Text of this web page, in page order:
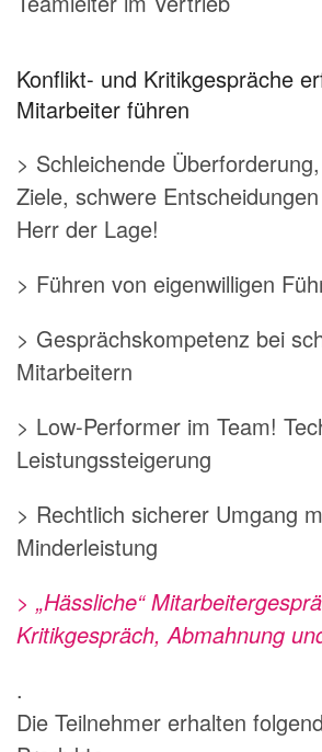
Konflikt- und Kritikgespräche
Mitarbeiter führen
> Schleichende
Ziele, schwere
Herr der Lage!
> Führen von eigenwilligen
> Gesprächskompetenz bei
Mitarbeitern
> Low-Performer im Team!
Leistungssteigerung
> Rechtlich sicherer Umgang
Minderleistung
> „Hässliche“
Kritikgespräch, Abmahnung
.
Die Teilnehmer erhalten